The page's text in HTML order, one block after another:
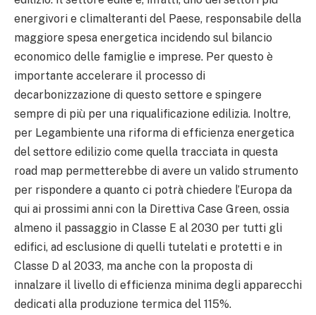
energivori e climalteranti del Paese, responsabile della
maggiore spesa energetica incidendo sul bilancio
economico delle famiglie e imprese. Per questo è
importante accelerare il processo di
decarbonizzazione di questo settore e spingere
sempre di più per una riqualificazione edilizia. Inoltre,
per Legambiente una riforma di efficienza energetica
del settore edilizio come quella tracciata in questa
road map permetterebbe di avere un valido strumento
per rispondere a quanto ci potrà chiedere l’Europa da
qui ai prossimi anni con la Direttiva Case Green, ossia
almeno il passaggio in Classe E al 2030 per tutti gli
edifici, ad esclusione di quelli tutelati e protetti e in
Classe D al 2033, ma anche con la proposta di
innalzare il livello di efficienza minima degli apparecchi
dedicati alla produzione termica del 115%.